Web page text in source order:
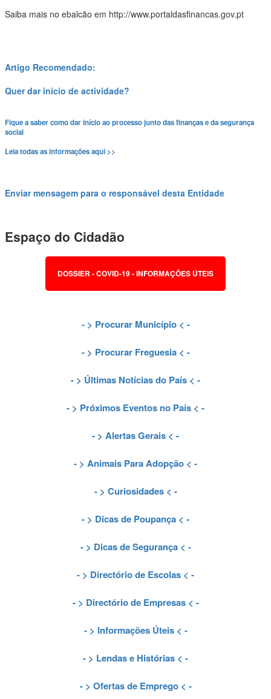
Saiba mais no ebalcão em http://www.portaldasfinancas.gov.pt
Artigo Recomendado:
Quer dar início de actividade?
Fique a saber como dar início ao processo junto das finanças e da segurança
social
Leia todas as informações aqui >>
Enviar mensagem para o responsável desta Entidade
Espaço do Cidadão
DOSSIER - COVID-19 - INFORMAÇÕES ÚTEIS
- > Procurar Município< -
- > Procurar Freguesia< -
- > Últimas Notícias do País < -
- > Próximos Eventos no País < -
- > Alertas Gerais < -
- > Animais Para Adopção < -
- > Curiosidades< -
- > Dicas de Poupança < -
- > Dicas de Segurança< -
- > Directório de Escolas < -
- > Directório de Empresas< -
- > Informações Úteis< -
- > Lendas e Histórias < -
- > Ofertas de Emprego< -